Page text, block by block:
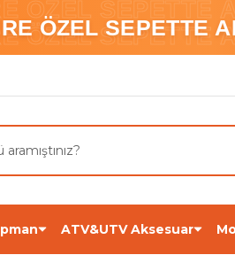
ÖZEL SEPETTE
ÖZEL SEPETTE
ÖZEL SEPETTE
ATV&UTV Aksesuar